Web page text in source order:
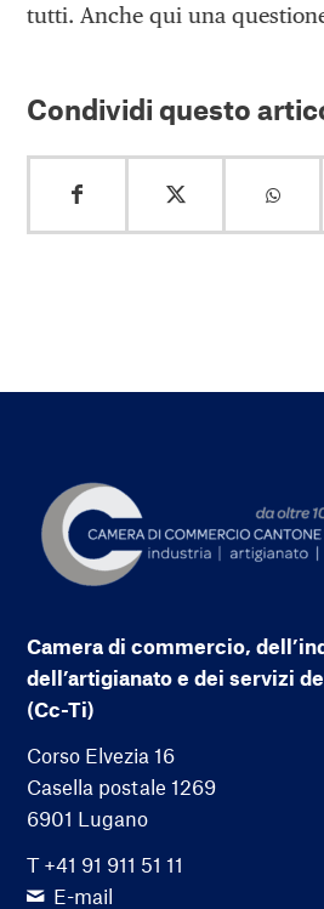
tutti. Anche qui una
Condividi questo
Camera di commercio,
dell’artigianato e dei servizi
(Cc-Ti)
Corso Elvezia 16
Casella postale 1269
6901 Lugano
T +41 91 911 51 11
E-mail